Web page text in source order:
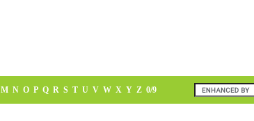
M N O P Q R S T U V W X Y Z 0/9